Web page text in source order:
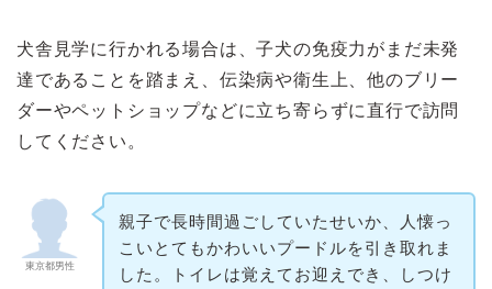
犬舎見学に行かれる場合は、子犬の免疫力がまだ未発
達であることを踏まえ、伝染病や衛生上、他のブリー
ダーやペットショップなどに立ち寄らずに直行で訪問
してください。
東京都男性
親子で長時間過ごしていたせいか、人懐っ
こいとてもかわいいプードルを引き取れま
した。トイレは覚えてお迎えでき、しつけ